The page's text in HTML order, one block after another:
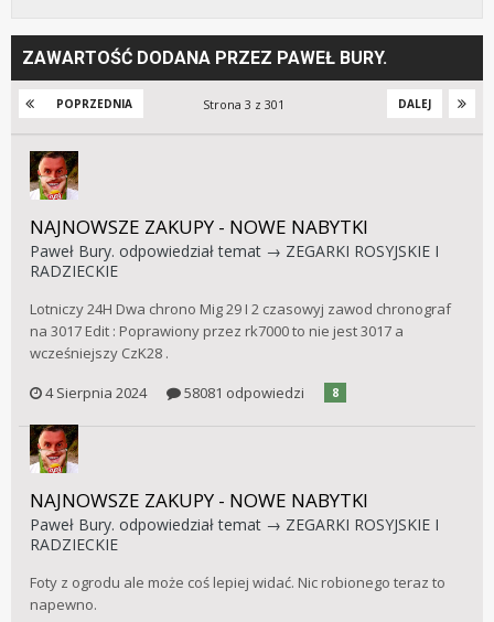
ZAWARTOŚĆ DODANA PRZEZ PAWEŁ BURY.
POPRZEDNIA DALEJ
Strona 3 z 301
NAJNOWSZE ZAKUPY - NOWE NABYTKI
Paweł Bury. odpowiedział temat → ZEGARKI ROSYJSKIE I
RADZIECKIE
Lotniczy 24H Dwa chrono Mig 29 I 2 czasowyj zawod chronograf
na 3017 Edit : Poprawiony przez rk7000 to nie jest 3017 a
wcześniejszy CzK28 .
4 Sierpnia 2024
58081 odpowiedzi 8
NAJNOWSZE ZAKUPY - NOWE NABYTKI
Paweł Bury. odpowiedział temat → ZEGARKI ROSYJSKIE I
RADZIECKIE
Foty z ogrodu ale może coś lepiej widać. Nic robionego teraz to
napewno.